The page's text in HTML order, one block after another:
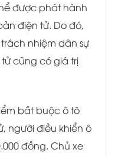
được phát hành
điện tử. Do đó,
nhiệm dân sự
cũng có giá trị
bắt buộc ô tô
người điều khiển ô
đồng. Chủ xe